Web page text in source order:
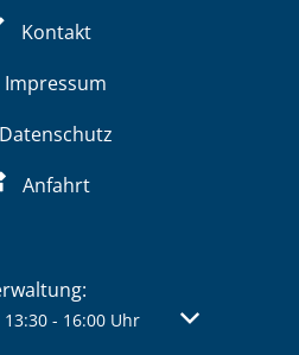
Kontakt
Impressum
Datenschutz
Anfahrt
Öffnungs- oder
13:30- 16:00Uhr Von 13:30